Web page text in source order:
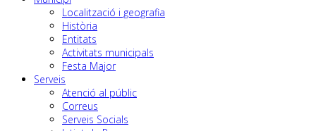
Localització i geografia
Història
Entitats
Activitats municipals
Festa Major
Serveis
Atenció al públic
Correus
Serveis Socials